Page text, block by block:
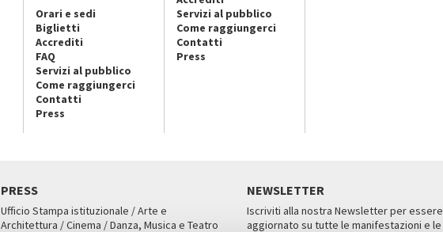
Orari e sedi
Biglietti
Accrediti
FAQ
Servizi al pubblico
Come raggiungerci
Contatti
Press
Servizi al pubblico
Come raggiungerci
Contatti
Press
PRESS
Ufficio Stampa istituzionale / Arte e
Architettura / Cinema / Danza, Musica e Teatro
NEWSLETTER
Iscriviti alla nostra Newsletter per essere
aggiornato su tutte le manifestazioni e le